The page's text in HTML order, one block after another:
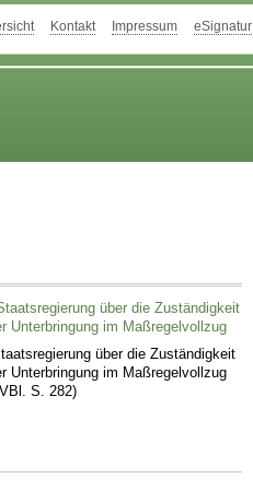
Kontakt Impressum eSignatur
über die Zuständigkeit
Unterbringung im Maßregelvollzug
über die Zuständigkeit
Unterbringung im Maßregelvollzug
S. 282)